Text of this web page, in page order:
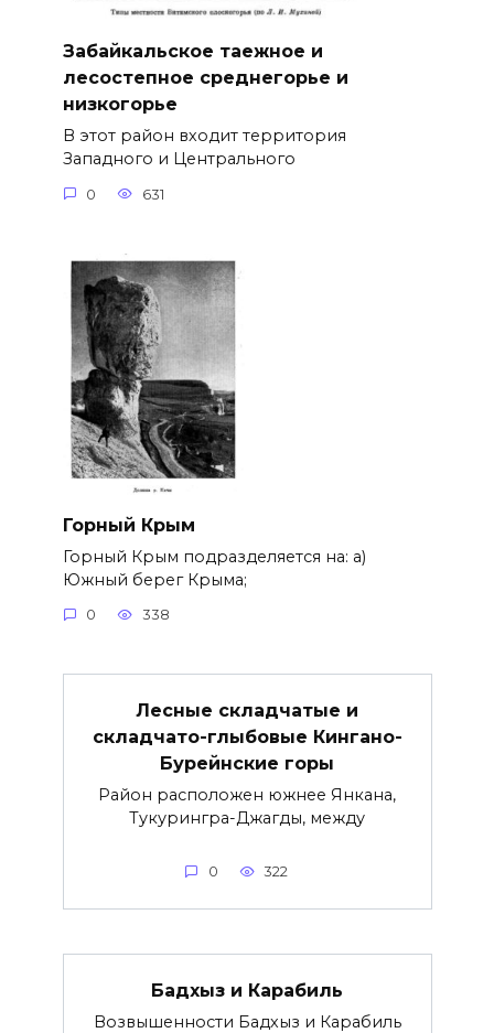
Забайкальское таежное и
лесостепное среднегорье и
низкогорье
В этот район входит территория
Западного и Центрального
0 631
Горный Крым
Горный Крым подразделяется на: а)
Южный берег Крыма;
0 338
Лесные складчатые и
складчато-глыбовые Кингано-
Бурейнские горы
Район расположен южнее Янкана,
Тукурингра-Джагды, между
0 322
Бадхыз и Карабиль
Возвышенности Бадхыз и Карабиль